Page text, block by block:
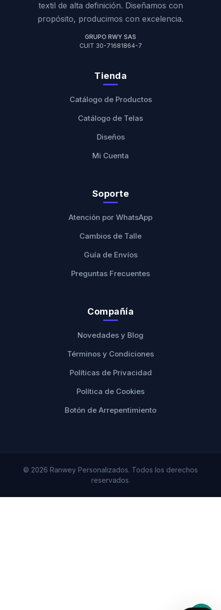
textil de alta definición. Diseñamos con
propósito, producimos con excelencia.
GRUPO RWY SAS
CUIT 30-71681864-7
Tienda
Catálogo de Productos
Catálogo de Telas
Diseños
Mi Cuenta
Soporte
Atención por WhatsApp
Cambios de Talle
Guía de Envíos
Preguntas Frecuentes
Compañía
Novedades y Blog
Términos y Condiciones
Políticas de Privacidad
Política de Cookies
Botón de Arrepentimiento
© 2026 Ranwey Personalizados. Todos los derechos
reservados.